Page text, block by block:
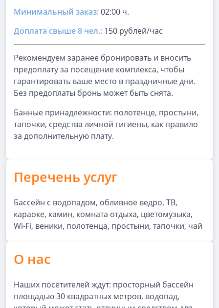
Минимальный заказ:02:00 ч.
Доплата свыше 8 чел.: 150 рублей/час
Рекомендуем заранее бронировать и вносить
предоплату за посещение комплекса, чтобы
гарантировать ваше место в праздничные дни.
Без предоплаты бронь может быть снята.
Банные принадлежности: полотенце, простыни,
тапочки, средства личной гигиены, как правило
за дополнительную плату.
Перечень услуг
Бассейн с водопадом, обливное ведро, ТВ,
караоке, камин, комната отдыха, цветомузыка,
Wi-Fi, веники, полотенца, простыни, тапочки, чай
О нас
Наших посетителей ждут: просторный бассейн
площадью 30 квадратных метров, водопад,